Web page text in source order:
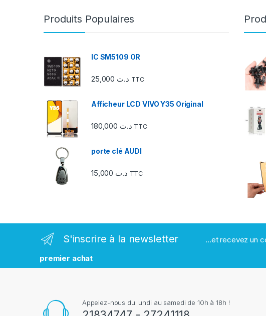
u
Produits Populaires
IC SM5109 OR
د.ت TTC
Afficheur LCD VIVO Y35 Original
د.ت TTC
porte clé AUDI
د.ت TTC
S'inscrire à la newsletter ...et recevez un
premier achat
Appelez-nous du lundi au samedi de 10h à 18h !